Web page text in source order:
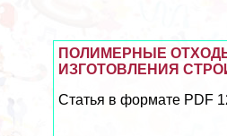
ПОЛИМЕРНЫЕ
ИЗГОТОВЛЕНИЯ
Статья в формате PDF